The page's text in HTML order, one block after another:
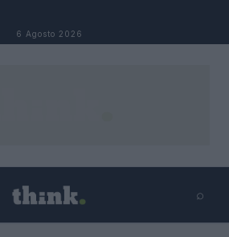
6 Agosto 2026
⌕